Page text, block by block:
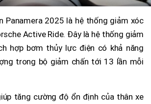
Panamera 2025 là hệ thống giảm xóc
Active Ride. Đây là hệ thống giảm
hợp bơm thủy lực điện có khả năng
trong bộ giảm chấn tới 13 lần mỗi
tăng cường độ ổn định của thân xe